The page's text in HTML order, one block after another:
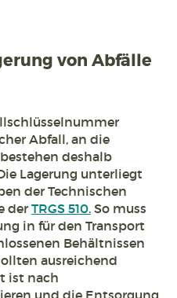
von Abfälle
Abfall, an die
deshalb
Lagerung unterliegt
der Technischen
derTRGS 510. So muss
in für den Transport
Behältnissen
ausreichend
ist nach